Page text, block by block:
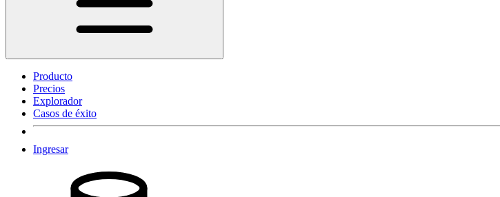
Producto
Precios
Explorador
Casos de éxito
Ingresar